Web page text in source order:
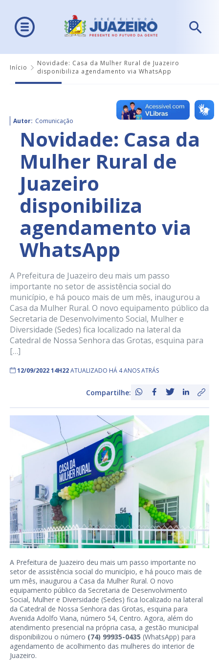
Início
Novidade: Casa da Mulher Rural de Juazeiro
disponibiliza agendamento via WhatsApp
Autor: Comunicação
Novidade: Casa da
Mulher Rural de
Juazeiro
disponibiliza
agendamento via
WhatsApp
A Prefeitura de Juazeiro deu mais um passo
importante no setor de assistência social do
município, e há pouco mais de um mês, inaugurou a
Casa da Mulher Rural. O novo equipamento público da
Secretaria de Desenvolvimento Social, Mulher e
Diversidade (Sedes) fica localizado na lateral da
Catedral de Nossa Senhora das Grotas, esquina para
[…]
12/09/2022 14H22ATUALIZADO HÁ 4 ANOS ATRÁS
Compartilhe:
A Prefeitura de Juazeiro deu mais um passo importante no
setor de assistência social do município, e há pouco mais de
um mês, inaugurou a Casa da Mulher Rural. O novo
equipamento público da Secretaria de Desenvolvimento
Social, Mulher e Diversidade (Sedes) fica localizado na lateral
da Catedral de Nossa Senhora das Grotas, esquina para
Avenida Adolfo Viana, número 54, Centro. Agora, além do
atendimento presencial na própria casa, a gestão municipal
disponibilizou o número (74) 99935-0435 (WhatsApp) para
agendamento de acolhimento das mulheres do interior de
Juazeiro.